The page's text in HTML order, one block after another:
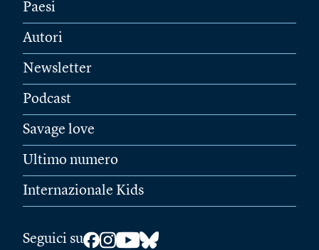
Paesi
Autori
Newsletter
Podcast
Savage love
Ultimo numero
Internazionale Kids
Seguici su